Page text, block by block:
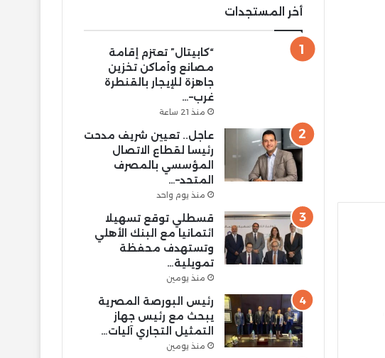
أخر المستجدات
“كابيتال” تعتزم إقامة
مصانع وأماكن تخزين
جاهزة للإيجار بالقنطرة
غرب–…
منذ 21 ساعة
عاجل.. تعيين شريف مدحت
رئيسا لقطاع الاتصال
المؤسسي بالمصرف
المتحد–…
منذ يوم واحد
قسطلي توقع تسهيلا
ائتمانيا مع البنك الأهلي
وتستهدف محفظة
تمويلية…
منذ يومين
رئيس البورصة المصرية
يبحث مع رئيس جهاز
التمثيل التجاري آليات…
منذ يومين